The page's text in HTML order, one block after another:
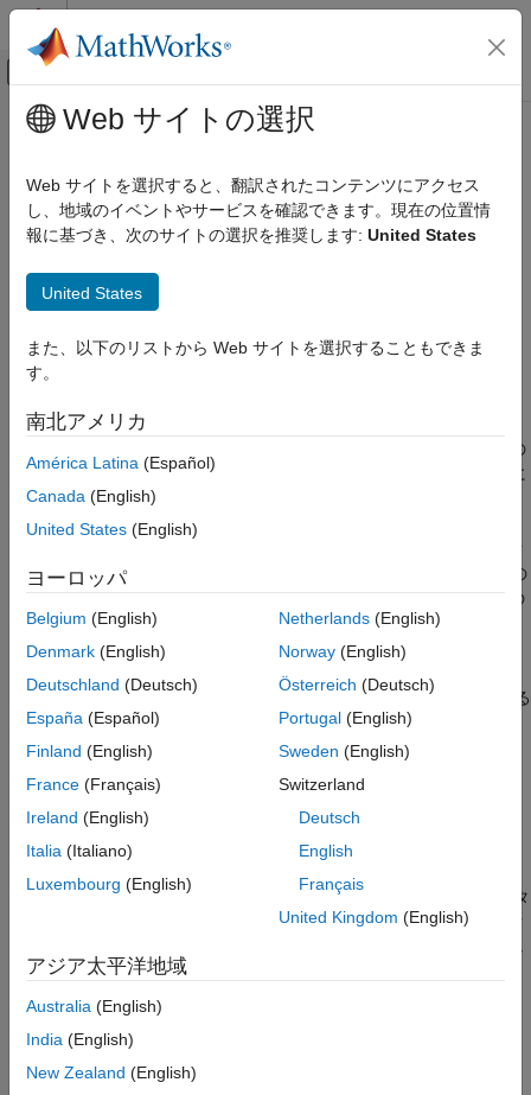
コンテンツへスキップ
オフキャンバス ナビゲーション メ
ドキュメンテーションのホーム
Parallel Computing Toolbox
バッチ処理
タスク制御とワーカー間通信
spmdSend
項目一覧
説明
例
入力引数
ヒント
バージョン履歴
メインコンテンツ
spmdSend
spmdブロックの別のワーカーにデータを送信する
R2022b 以降
構文
spmdSend(A,destination)
spmdSend(
説明
ブロックまたは通信ジョブの
現在のワーカーからdestination
によって指定されたワーカーに
データAを送信します。
を使用して計算をオフロードする場合、各計
算は一度に 1 つのワーカーによってのみ実行されます。これらの
ワーカーは独立しており、相互の通信は行われません。これらの
ワーカーにspmdSend
を適用する場合、この関数による影響はあ
りません。
を使用するには、現在の spmd ブロックを実行している
ワーカーの数が
より大きくなければなりません。現在の spmd
ブロックを実行しているワーカーの数を取得するには、関数
例
を使用してワーカー間でデータを送信する場合、データ
の複数の項目が収集されるのを待機することができます。データ
の複数の項目をワーカーに送信する場合、各項目にタグを付加し
て項目間の区別をつけます。
例
Web サイトの選択
Web サイトを選択すると、翻訳されたコンテンツにアクセス
し、地域のイベントやサービスを確認できます。現在の位置情
報に基づき、次のサイトの選択を推奨します: United States
United States
また、以下のリストから Web サイトを選択することもできま
す。
南北アメリカ
América Latina (Español)
Canada (English)
United States (English)
ヨーロッパ
Belgium (English)
Denmark (English)
Deutschland (Deutsch)
España (Español)
Finland (English)
France (Français)
Ireland (English)
Italia (Italiano)
Luxembourg (English)
Netherlands(English)
Norway(English)
Österreich (Deutsch)
Portugal(English)
Sweden (English)
Switzerland
Deutsch
English
Français
United Kingdom (English)
アジア太平洋地域
Australia (English)
India (English)
New Zealand (English)